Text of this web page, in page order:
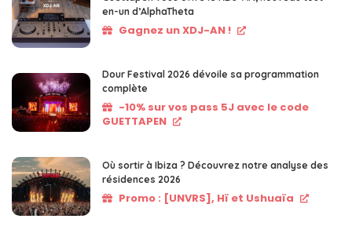
en-un d’AlphaTheta
Gagnez un XDJ-AN !
Dour Festival 2026 dévoile sa programmation
complète
-10% sur vos pass 5J avec le code
GUETTAPEN
Où sortir à Ibiza ? Découvrez notre analyse des
résidences 2026
Promo : [UNVRS], Hï et Ushuaïa